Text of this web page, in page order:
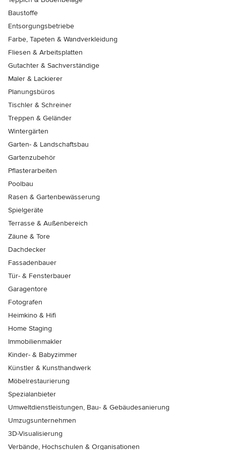
Baustoffe
Entsorgungsbetriebe
Farbe, Tapeten & Wandverkleidung
Fliesen & Arbeitsplatten
Gutachter & Sachverständige
Maler & Lackierer
Planungsbüros
Tischler & Schreiner
Treppen & Geländer
Wintergärten
Garten- & Landschaftsbau
Gartenzubehör
Pflasterarbeiten
Poolbau
Rasen & Gartenbewässerung
Spielgeräte
Terrasse & Außenbereich
Zäune & Tore
Dachdecker
Fassadenbauer
Tür- & Fensterbauer
Garagentore
Fotografen
Heimkino & Hifi
Home Staging
Immobilienmakler
Kinder- & Babyzimmer
Künstler & Kunsthandwerk
Möbelrestaurierung
Spezialanbieter
Umweltdienstleistungen, Bau- & Gebäudesanierung
Umzugsunternehmen
3D-Visualisierung
Verbände, Hochschulen & Organisationen